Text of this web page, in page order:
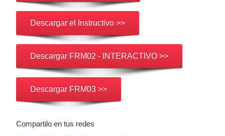
Descargar el Instructivo >>
Descargar FRM02 - INTERACTIVO >>
Descargar FRM03 >>
Compartilo en tus redes